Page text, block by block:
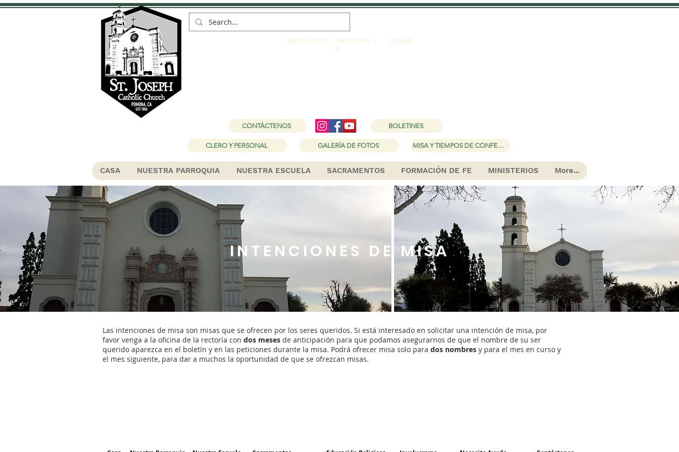
DIRECCIONES
CALENDARI
O
DONAR
CONTÁCTENOS BOLETINES
CLERO Y PERSONAL GALERÍA DE FOTOS MISA Y TIEMPOS DE CONFESIÓN
CASA NUESTRA PARROQUIA NUESTRA ESCUELA SACRAMENTOS FORMACIÓN DE FE MINISTERIOS More...
INTENCIONES DE MISA
Las intenciones de misa son misas que se ofrecen por los seres queridos. Si está interesado en solicitar una intención de misa, por
favor venga a la oficina de la rectoría con dos meses de anticipación para que podamos asegurarnos de que el nombre de su ser
querido aparezca en el boletín y en las peticiones durante la misa. Podrá ofrecer misa solo para dos nombres y para el mes en curso y
el mes siguiente, para dar a muchos la oportunidad de que se ofrezcan misas.